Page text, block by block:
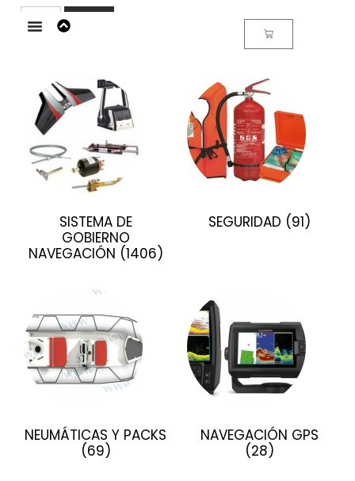
Buscar
SISTEMA DE
GOBIERNO
NAVEGACIÓN (1406)
SEGURIDAD (91)
NEUMÁTICAS Y PACKS
(69)
NAVEGACIÓN GPS
(28)